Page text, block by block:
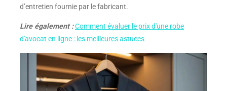
d’entretien fournie par le fabricant.
Lire également :Comment évaluer le prix d'une robe
d'avocat en ligne : les meilleures astuces